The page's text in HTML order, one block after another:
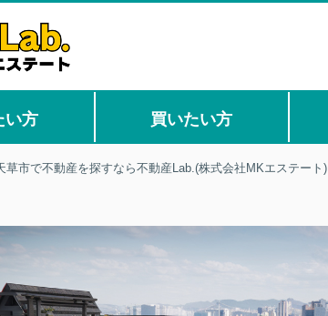
い方 買いたい方
草市で不動産を探すなら不動産Lab.(株式会社MKエステート)